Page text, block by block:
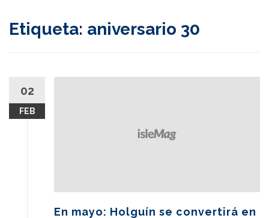
Etiqueta: aniversario 30
02
FEB
En mayo: Holguín se convertirá en